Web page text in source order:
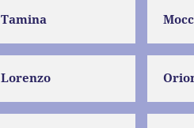
Tamina
Lorenzo